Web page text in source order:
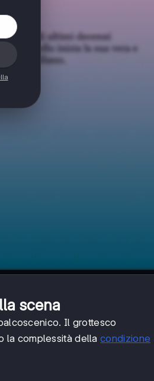
scena
Il grottesco
la complessità dellacondizione